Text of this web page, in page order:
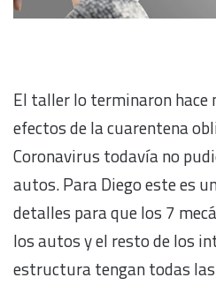
El taller lo terminaron hace
efectos de la cuarentena
Coronavirus todavía no
autos. Para Diego este es
detalles para que los 7
los autos y el resto de los
estructura tengan todas